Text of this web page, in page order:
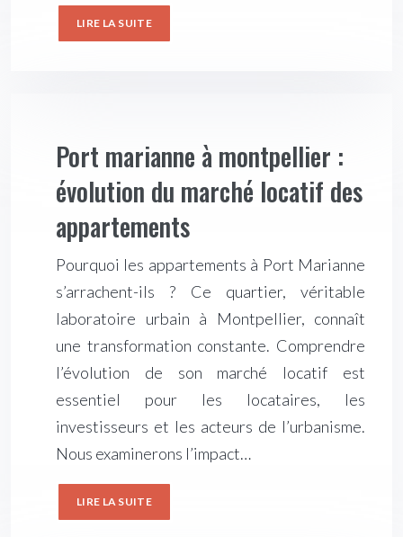
LIRE LA SUITE
Port marianne à montpellier :
évolution du marché locatif des
appartements
Pourquoi les appartements à Port Marianne
s’arrachent-ils ? Ce quartier, véritable
laboratoire urbain à Montpellier, connaît
une transformation constante. Comprendre
l’évolution de son marché locatif est
essentiel pour les locataires, les
investisseurs et les acteurs de l’urbanisme.
Nous examinerons l’impact…
LIRE LA SUITE